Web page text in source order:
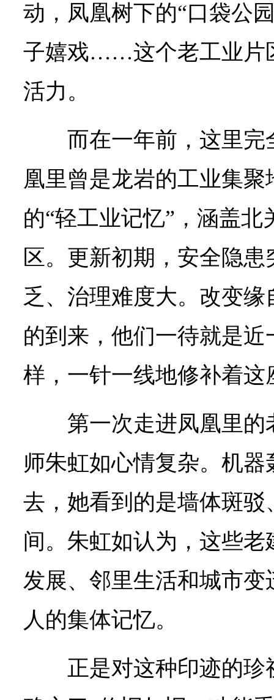
动，凤凰树下的“口袋公
子嬉戏……这个老工业片
活力。
而在一年前，这里
凰里曾是龙岩的工业集
的“轻工业记忆”，涵盖
区。更新初期，安全隐
乏、治理难度大。改变
的到来，他们一待就是近
样，一针一线地修补着这
第一次走进凤凰里
师朱虹如心情复杂。机
去，她看到的是墙体斑
间。朱虹如认为，这些
发展、邻里生活和城市
人的集体记忆。
正是对这种印迹的